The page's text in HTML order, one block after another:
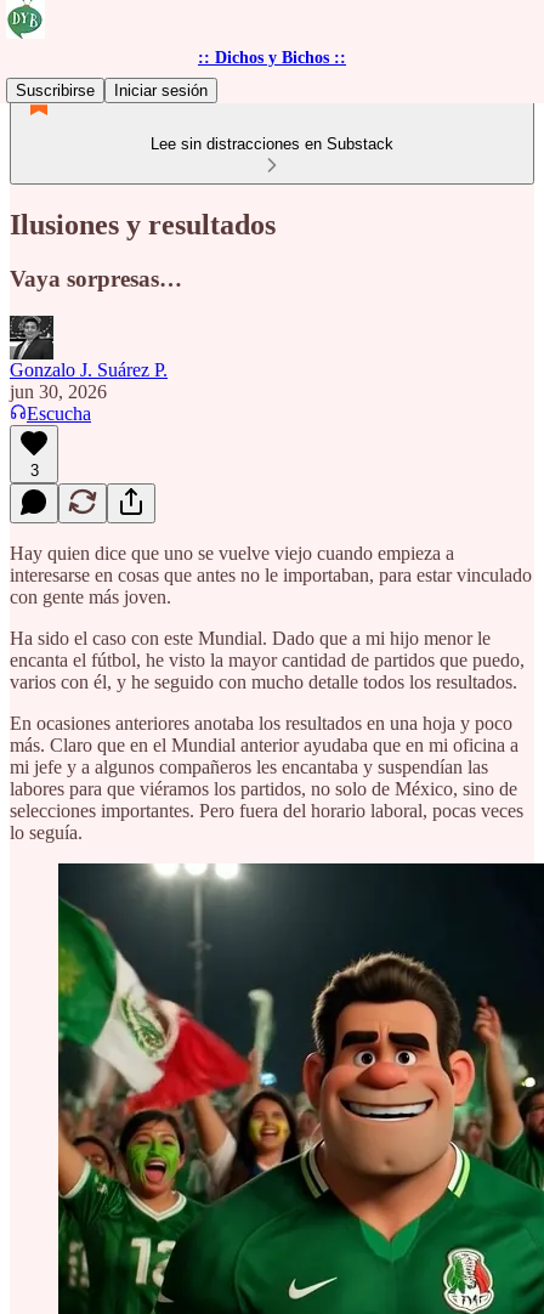
:: Dichos y Bichos ::
Suscribirse
Iniciar sesión
Lee sin distracciones en Substack
Ilusiones y resultados
Vaya sorpresas…
Gonzalo J. Suárez P.
jun 30, 2026
Escucha
3
Hay quien dice que uno se vuelve viejo cuando empieza a
interesarse en cosas que antes no le importaban, para estar vinculado
con gente más joven.
Ha sido el caso con este Mundial. Dado que a mi hijo menor le
encanta el fútbol, he visto la mayor cantidad de partidos que puedo,
varios con él, y he seguido con mucho detalle todos los resultados.
En ocasiones anteriores anotaba los resultados en una hoja y poco
más. Claro que en el Mundial anterior ayudaba que en mi oficina a
mi jefe y a algunos compañeros les encantaba y suspendían las
labores para que viéramos los partidos, no solo de México, sino de
selecciones importantes. Pero fuera del horario laboral, pocas veces
lo seguía.